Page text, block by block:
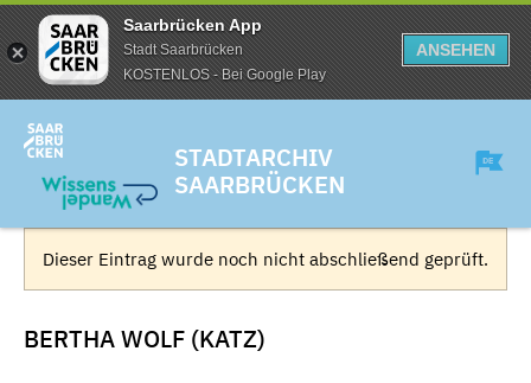
Saarbrücken App
Stadt Saarbrücken
KOSTENLOS - Bei Google Play
ANSEHEN
STADTARCHIV
SAARBRÜCKEN
Dieser Eintrag wurde noch nicht abschließend geprüft.
BERTHA WOLF (KATZ)